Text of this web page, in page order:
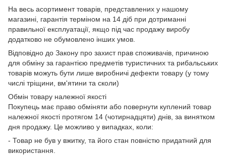
На весь асортимент товарів, представлених у нашому
магазині, гарантія терміном на 14 діб при дотриманні
правильної експлуатації, якщо під час продажу виробу
додатково не обумовлено інших умов.
Відповідно до Закону про захист прав споживачів, причиною
для обміну за гарантією предметів туристичних та рибальських
товарів можуть бути лише виробничі дефекти товару (у тому
числі тріщини, вм'ятини та сколи)
Обмін товару належної якості
Покупець має право обміняти або повернути куплений товар
належної якості протягом 14 (чотирнадцяти) днів, за винятком
дня продажу. Це можливо у випадках, коли:
- Товар не був у вжитку, та його стан повністю придатний для
використання.